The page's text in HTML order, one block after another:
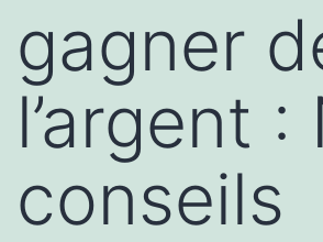
gagner
l’argent :
conseils